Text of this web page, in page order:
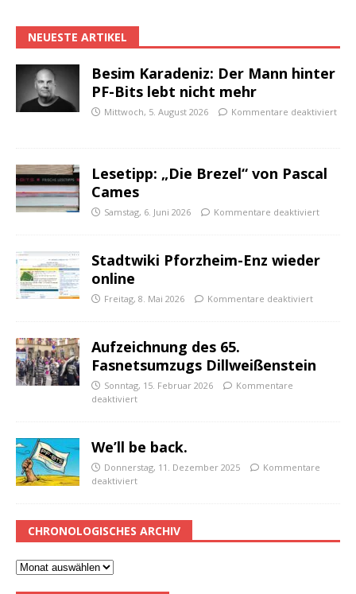
NEUESTE ARTIKEL
Besim Karadeniz: Der Mann hinter
PF-Bits lebt nicht mehr
Mittwoch, 5. August 2026 Kommentare deaktiviert
Lesetipp: „Die Brezel“ von Pascal
Cames
Samstag, 6. Juni 2026 Kommentare deaktiviert
Stadtwiki Pforzheim-Enz wieder
online
Freitag, 8. Mai 2026 Kommentare deaktiviert
Aufzeichnung des 65.
Fasnetsumzugs Dillweißenstein
Sonntag, 15. Februar 2026
Kommentare
deaktiviert
We’ll be back.
Donnerstag, 11. Dezember 2025
Kommentare
deaktiviert
CHRONOLOGISCHES ARCHIV